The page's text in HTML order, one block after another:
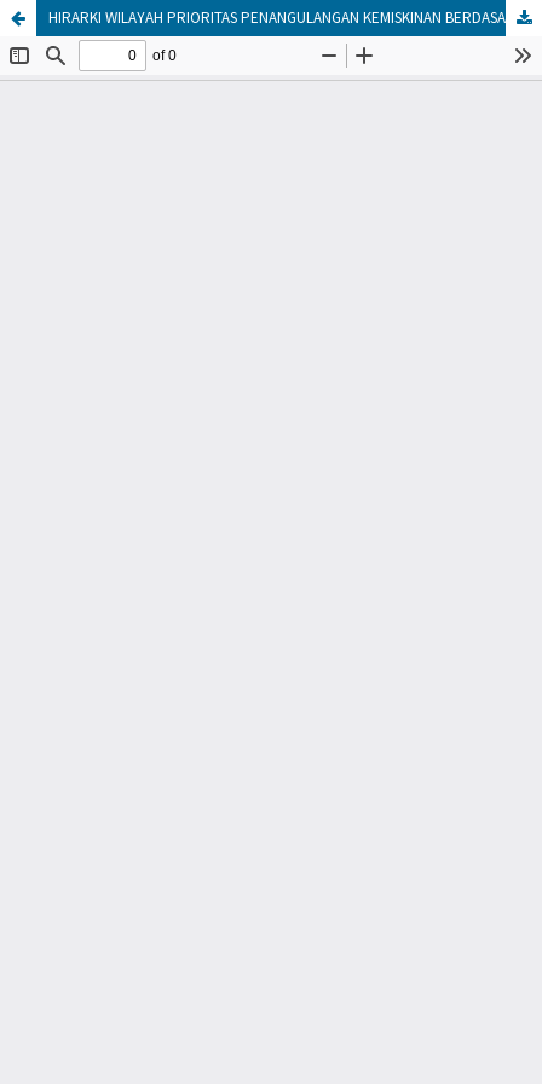
HIRARKI WILAYAH PRIORITAS PENANGULANGAN KEMISKINAN BERDASARKAN INFRASTRUKTUR DASAR DI KECAMATAN ARGOMULYO, SALATIGA TAHUN 2020